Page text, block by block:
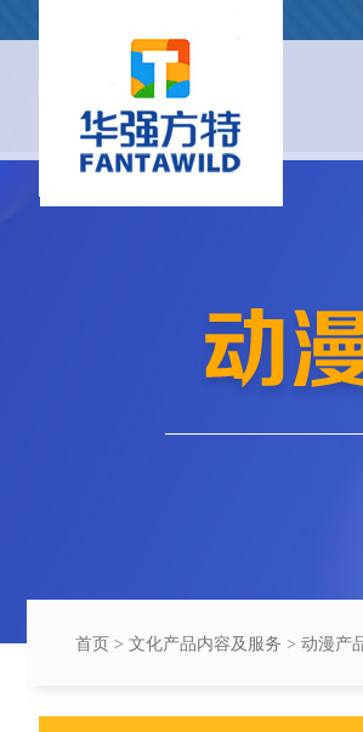
首页 > 文化产品内容及服务 > 动漫产